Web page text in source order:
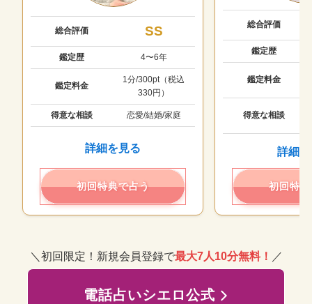
総合評価 SS
鑑定歴 4〜6年
鑑定料金
1分/300pt（税込
330円）
得意な相談 恋愛/結婚/家庭
詳細を見る
初回特典で占う
総合評価
鑑定歴
鑑定料金
得意な相談
詳細
初回特
＼初回限定！新規会員登録で最大7人10分無料！ ／
電話占いシエロ公式